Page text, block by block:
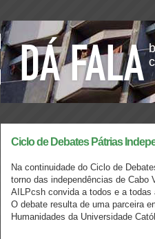
Ciclo de Debates Pátrias
Na continuidade do Ciclo de
torno das independências de Cabo
AILPcsh convida a todos e a todas
O debate resulta de uma parceira
Humanidades da Universidade